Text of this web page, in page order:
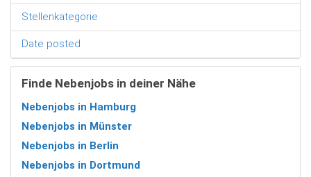
Stellenkategorie
Date posted
Finde Nebenjobs in deiner Nähe
Nebenjobs in Hamburg
Nebenjobs in Münster
Nebenjobs in Berlin
Nebenjobs in Dortmund